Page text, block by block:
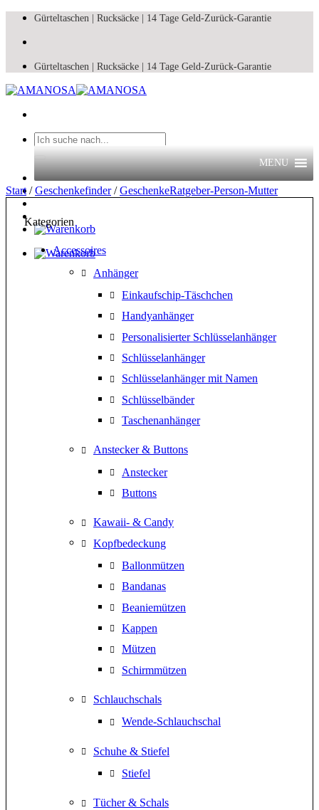
Zum
springen
Gürteltaschen | Rucksäcke | 14 Tage Geld-Zurück-Garantie
Gürteltaschen | Rucksäcke | 14 Tage Geld-Zurück-Garantie
Suchen
nach:
MENU
Start / Geschenkefinder / GeschenkeRatgeber-Person-Mutter
Kategorien
Accessoires
Anhänger
Einkaufschip-Täschchen
Handyanhänger
Personalisierter Schlüsselanhänger
Schlüsselanhänger
Schlüsselanhänger mit Namen
Schlüsselbänder
Taschenanhänger
Anstecker & Buttons
Anstecker
Buttons
Kawaii- & Candy
Kopfbedeckung
Ballonmützen
Bandanas
Beaniemützen
Kappen
Mützen
Schirmmützen
Schlauchschals
Wende-Schlauchschal
Schuhe & Stiefel
Stiefel
Tücher & Schals